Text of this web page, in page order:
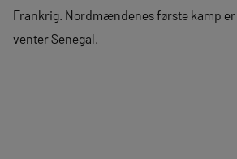
Frankrig. Nordmændenes første kamp
venter Senegal.